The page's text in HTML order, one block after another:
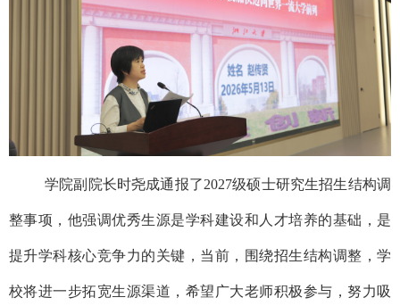
学院副院长时尧成通报了2027级硕士研究生招生结构调
整事项，他强调优秀生源是学科建设和人才培养的基础，是
提升学科核心竞争力的关键，当前，围绕招生结构调整，学
校将进一步拓宽生源渠道，希望广大老师积极参与，努力吸